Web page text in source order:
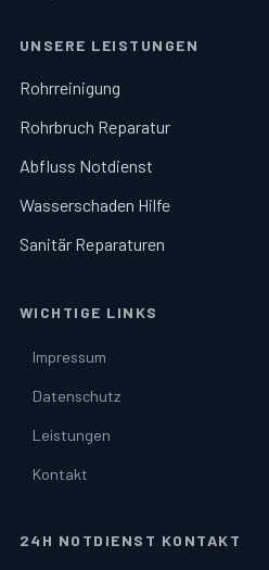
UNSERE LEISTUNGEN
Rohrreinigung
Rohrbruch Reparatur
Abfluss Notdienst
Wasserschaden Hilfe
Sanitär Reparaturen
WICHTIGE LINKS
Impressum
Datenschutz
Leistungen
Kontakt
24H NOTDIENST KONTAKT